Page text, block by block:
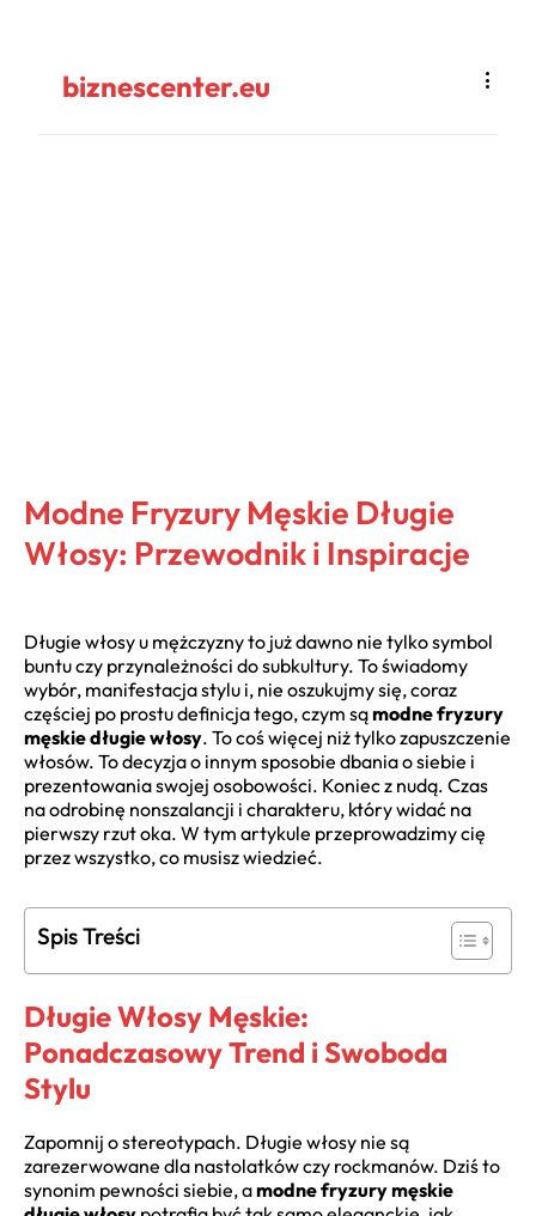
biznescenter.eu
Modne Fryzury Męskie Długie
Włosy: Przewodnik i Inspiracje
Długie włosy u mężczyzny to już dawno nie tylko symbol
buntu czy przynależności do subkultury. To świadomy
wybór, manifestacja stylu i, nie oszukujmy się, coraz
częściej po prostu definicja tego, czym sąmodne fryzury
męskie długie włosy. To coś więcej niż tylko zapuszczenie
włosów. To decyzja o innym sposobie dbania o siebie i
prezentowania swojej osobowości. Koniec z nudą. Czas
na odrobinę nonszalancji i charakteru, który widać na
pierwszy rzut oka. W tym artykule przeprowadzimy cię
przez wszystko, co musisz wiedzieć.
Spis Treści
Długie Włosy Męskie:
Ponadczasowy Trend i Swoboda
Stylu
Zapomnij o stereotypach. Długie włosy nie są
zarezerwowane dla nastolatków czy rockmanów. Dziś to
synonim pewności siebie, amodne fryzury męskie